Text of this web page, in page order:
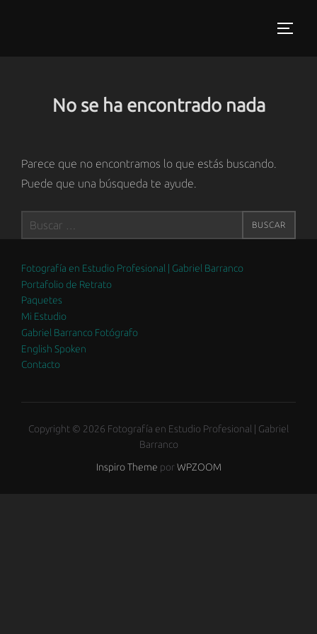
No se ha encontrado nada
Parece que no encontramos lo que estás buscando.
Puede que una búsqueda te ayude.
Buscar: BUSCAR
Fotografía en Estudio Profesional | Gabriel Barranco
Portafolio de Retrato
Paquetes
Mi Estudio
Gabriel Barranco Fotógrafo
English Spoken
Contacto
Copyright © 2026 Fotografía en Estudio Profesional | Gabriel
Barranco
Inspiro Theme por WPZOOM